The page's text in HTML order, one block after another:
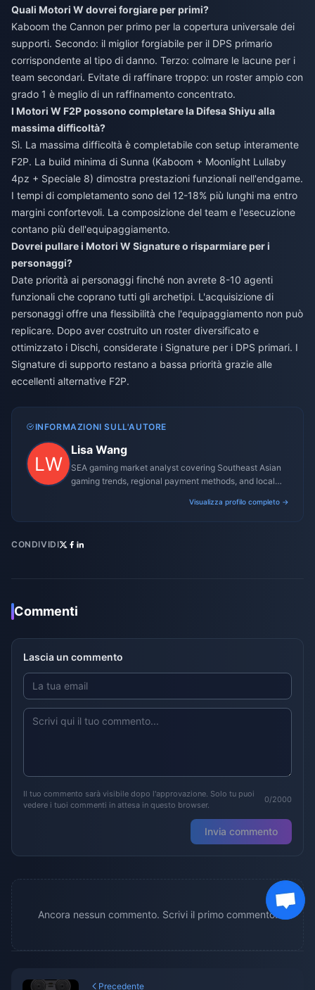
Quali Motori W dovrei forgiare per primi?
Kaboom the Cannon per primo per la copertura universale dei
supporti. Secondo: il miglior forgiabile per il DPS primario
corrispondente al tipo di danno. Terzo: colmare le lacune per i
team secondari. Evitate di raffinare troppo: un roster ampio con
grado 1 è meglio di un raffinamento concentrato.
I Motori W F2P possono completare la Difesa Shiyu alla
massima difficoltà?
Sì. La massima difficoltà è completabile con setup interamente
F2P. La build minima di Sunna (Kaboom + Moonlight Lullaby
4pz + Speciale 8) dimostra prestazioni funzionali nell'endgame.
I tempi di completamento sono del 12-18% più lunghi ma entro
margini confortevoli. La composizione del team e l'esecuzione
contano più dell'equipaggiamento.
Dovrei pullare i Motori W Signature o risparmiare per i
personaggi?
Date priorità ai personaggi finché non avrete 8-10 agenti
funzionali che coprano tutti gli archetipi. L'acquisizione di
personaggi offre una flessibilità che l'equipaggiamento non può
replicare. Dopo aver costruito un roster diversificato e
ottimizzato i Dischi, considerate i Signature per i DPS primari. I
Signature di supporto restano a bassa priorità grazie alle
eccellenti alternative F2P.
INFORMAZIONI SULL'AUTORE
Lisa Wang
SEA gaming market analyst covering Southeast Asian
gaming trends, regional payment methods, and local
Visualizza profilo completo →
CONDIVIDI
Commenti
Lascia un commento
Il tuo commento sarà visibile dopo l'approvazione. Solo tu puoi
vedere i tuoi commenti in attesa in questo browser.
0/2000
Invia commento
Ancora nessun commento. Scrivi il primo commento!
Precedente